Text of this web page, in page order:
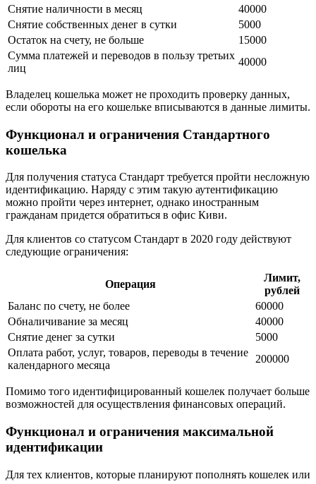
Снятие наличности в месяц
40000
Снятие собственных денег в сутки
5000
Остаток на счету, не больше
15000
Сумма платежей и переводов в пользу третьих
лиц
40000
Владелец кошелька может не проходить проверку данных,
если обороты на его кошельке вписываются в данные лимиты.
Функционал и ограничения Стандартного
кошелька
Для получения статуса Стандарт требуется пройти несложную
идентификацию. Наряду с этим такую аутентификацию
можно пройти через интернет, однако иностранным
гражданам придется обратиться в офис Киви.
Для клиентов со статусом Стандарт в 2020 году действуют
следующие ограничения:
Операция
Лимит,
рублей
Баланс по счету, не более
60000
Обналичивание за месяц
40000
Снятие денег за сутки
5000
Оплата работ, услуг, товаров, переводы в течение
календарного месяца
200000
Помимо того идентифицированный кошелек получает больше
возможностей для осуществления финансовых операций.
Функционал и ограничения максимальной
идентификации
Для тех клиентов, которые планируют пополнять кошелек или